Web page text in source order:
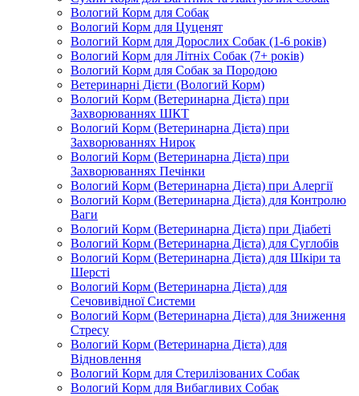
Вологий Корм для Собак
Вологий Корм для Цуценят
Вологий Корм для Дорослих Собак (1-6 років)
Вологий Корм для Літніх Собак (7+ років)
Вологий Корм для Собак за Породою
Ветеринарні Дієти (Вологий Корм)
Вологий Корм (Ветеринарна Дієта) при
Захворюваннях ШКТ
Вологий Корм (Ветеринарна Дієта) при
Захворюваннях Нирок
Вологий Корм (Ветеринарна Дієта) при
Захворюваннях Печінки
Вологий Корм (Ветеринарна Дієта) при Алергії
Вологий Корм (Ветеринарна Дієта) для Контролю
Ваги
Вологий Корм (Ветеринарна Дієта) при Діабеті
Вологий Корм (Ветеринарна Дієта) для Суглобів
Вологий Корм (Ветеринарна Дієта) для Шкіри та
Шерсті
Вологий Корм (Ветеринарна Дієта) для
Сечовивідної Системи
Вологий Корм (Ветеринарна Дієта) для Зниження
Стресу
Вологий Корм (Ветеринарна Дієта) для
Відновлення
Вологий Корм для Стерилізованих Собак
Вологий Корм для Вибагливих Собак